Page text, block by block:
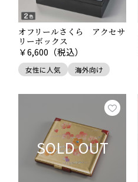
■関連記事
日本一の縁起物、富士山の工
オフリールさくら アクセサ
リーボックス
￥6,600 （税込）
女性に人気 海外向け
SOLD OUT